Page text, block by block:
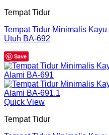
Tempat Tidur
Tempat Tidur Minimalis
Utuh BA-692
Save
Quick View
Tempat Tidur